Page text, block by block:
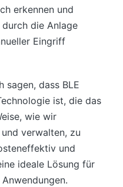
erkennen und
die Anlage
Eingriff
sagen, dass BLE
ist, die das
wie wir
verwalten, zu
und
ideale Lösung für